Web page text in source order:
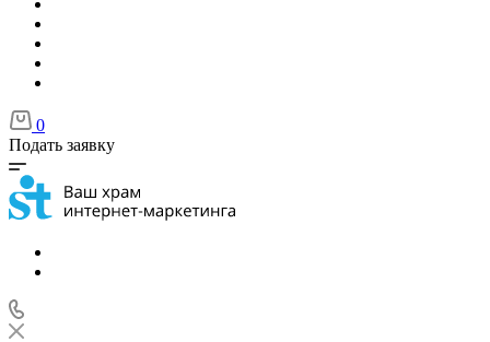
0
Подать заявку